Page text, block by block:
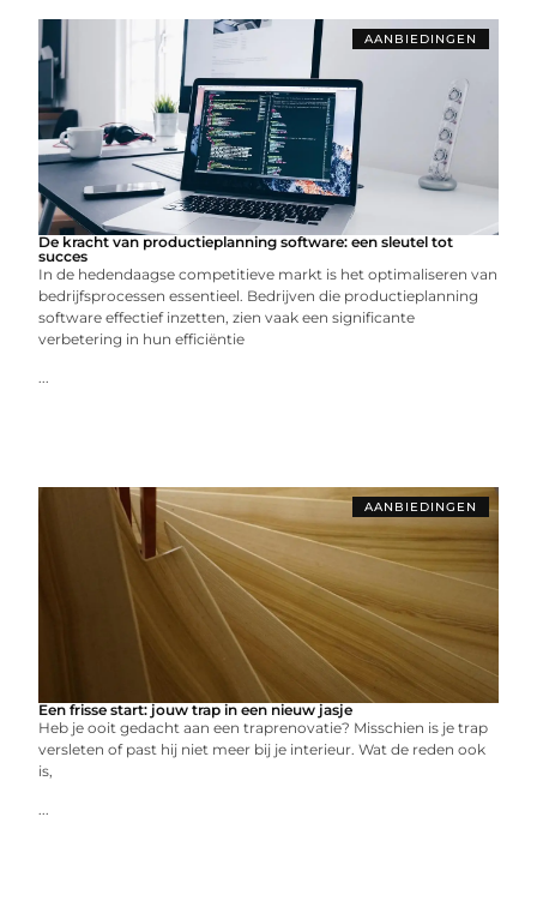
AANBIEDINGEN
De kracht van productieplanning software: een sleutel tot
succes
In de hedendaagse competitieve markt is het optimaliseren van
bedrijfsprocessen essentieel. Bedrijven die productieplanning
software effectief inzetten, zien vaak een significante
verbetering in hun efficiëntie
...
AANBIEDINGEN
Een frisse start: jouw trap in een nieuw jasje
Heb je ooit gedacht aan een traprenovatie? Misschien is je trap
versleten of past hij niet meer bij je interieur. Wat de reden ook
is,
...